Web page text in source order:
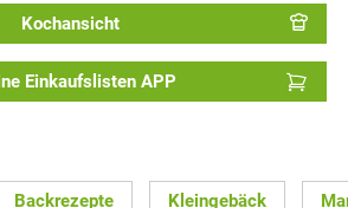
Kochansicht
Einkaufslisten APP
Backrezepte Kleingebäck